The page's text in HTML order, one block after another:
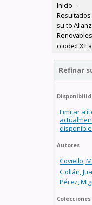
Inicio ›
Resultados
su-
ccode:EXT
Refinar
Limitar a
Autores
Coviello,
Gollán,
Pérez,
Colecciones